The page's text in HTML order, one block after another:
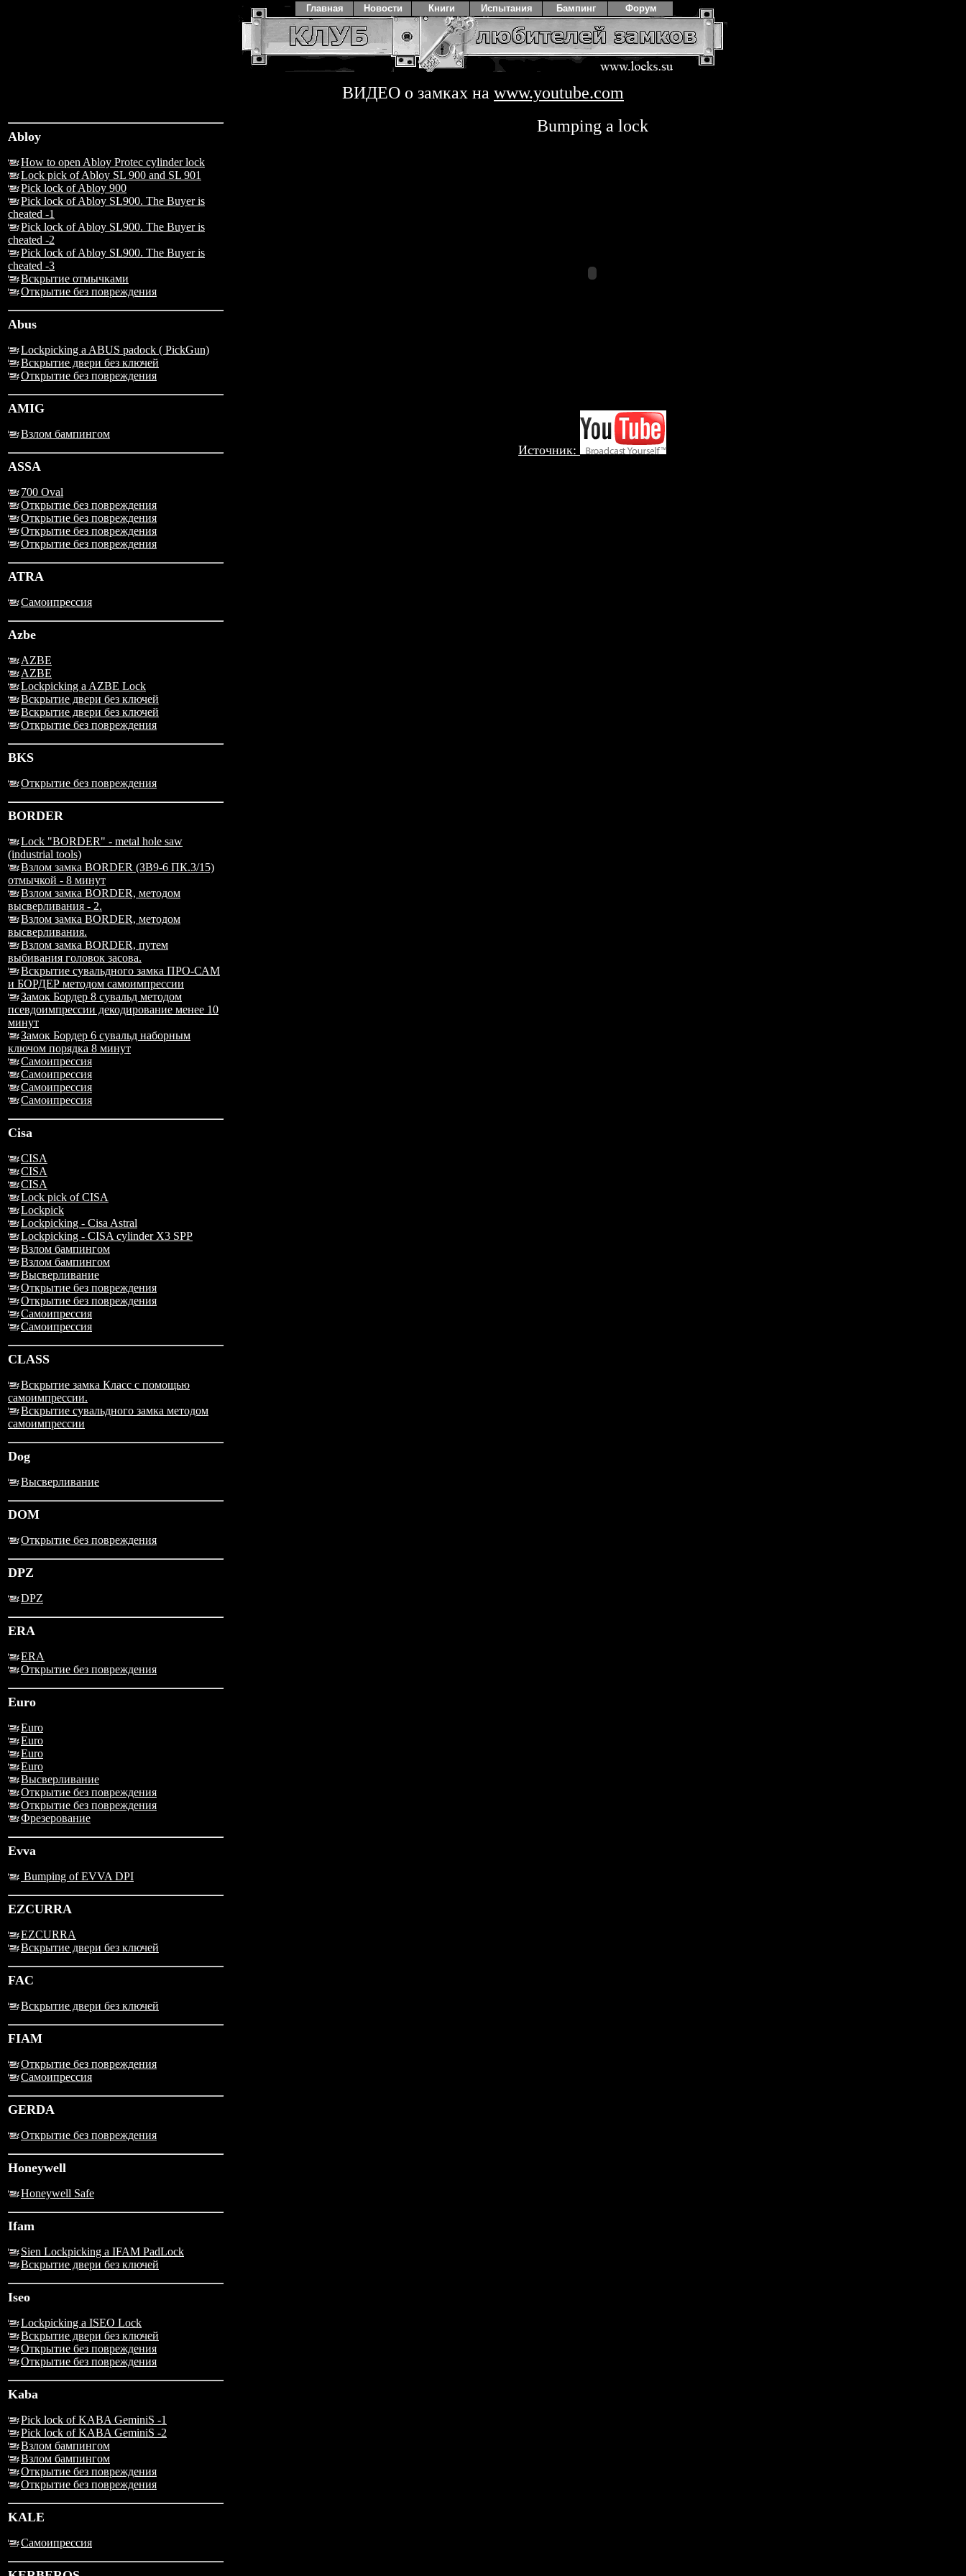
ВИДЕО о замках на www.youtube.com
Abloy
How to open Abloy Protec cylinder lock
Lock pick of Abloy SL 900 and SL 901
Pick lock of Abloy 900
Pick lock of Abloy SL900. The Buyer is
cheated -1
Pick lock of Abloy SL900. The Buyer is
cheated -2
Pick lock of Abloy SL900. The Buyer is
cheated -3
Вскрытие отмычками
Открытие без повреждения
Abus
Lockpicking a ABUS padock ( PickGun)
Вскрытие двери без ключей
Открытие без повреждения
AMIG
Взлом бампингом
ASSA
700 Oval
Открытие без повреждения
Открытие без повреждения
Открытие без повреждения
Открытие без повреждения
ATRA
Самоипрессия
Azbe
AZBE
AZBE
Lockpicking a AZBE Lock
Вскрытие двери без ключей
Вскрытие двери без ключей
Открытие без повреждения
BKS
Открытие без повреждения
BORDER
Lock "BORDER" - metal hole saw
(industrial tools)
Взлом замка BORDER (ЗВ9-6 ПК.3/15)
отмычкой - 8 минут
Взлом замка BORDER, методом
высверливания - 2.
Взлом замка BORDER, методом
высверливания.
Взлом замка BORDER, путем
выбивания головок засова.
Вскрытие сувальдного замка ПРО-САМ
и БОРДЕР методом самоимпрессии
Замок Бордер 8 сувальд методом
псевдоимпрессии декодирование менее 10
минут
Замок Бордер 6 сувальд наборным
ключом порядка 8 минут
Самоипрессия
Самоипрессия
Самоипрессия
Самоипрессия
Cisa
CISA
CISA
CISA
Lock pick of CISA
Lockpick
Lockpicking - Cisa Astral
Lockpicking - CISA cylinder X3 SPP
Взлом бампингом
Взлом бампингом
Высверливание
Открытие без повреждения
Открытие без повреждения
Самоипрессия
Самоипрессия
CLASS
Вскрытие замка Класс с помощью
самоимпрессии.
Вскрытие сувальдного замка методом
самоимпрессии
Dog
Высверливание
DOM
Открытие без повреждения
DPZ
DPZ
ERA
ERA
Открытие без повреждения
Euro
Euro
Euro
Euro
Euro
Высверливание
Открытие без повреждения
Открытие без повреждения
Фрезерование
Evva
Bumping of EVVA DPI
EZCURRA
EZCURRA
Вскрытие двери без ключей
FAC
Вскрытие двери без ключей
FIAM
Открытие без повреждения
Самоипрессия
GERDA
Открытие без повреждения
Honeywell
Honeywell Safe
Ifam
Sien Lockpicking a IFAM PadLock
Вскрытие двери без ключей
Iseo
Lockpicking a ISEO Lock
Вскрытие двери без ключей
Открытие без повреждения
Открытие без повреждения
Kaba
Pick lock of KABA GeminiS -1
Pick lock of KABA GeminiS -2
Взлом бампингом
Взлом бампингом
Открытие без повреждения
Открытие без повреждения
KALE
Самоипрессия
Bumping a lock
Источник:
Главная Новости Книги Испытания Бампинг Форум